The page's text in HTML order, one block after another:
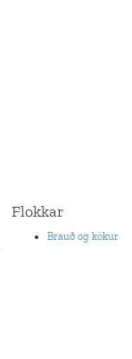
Flokkar
Brauð og kökur